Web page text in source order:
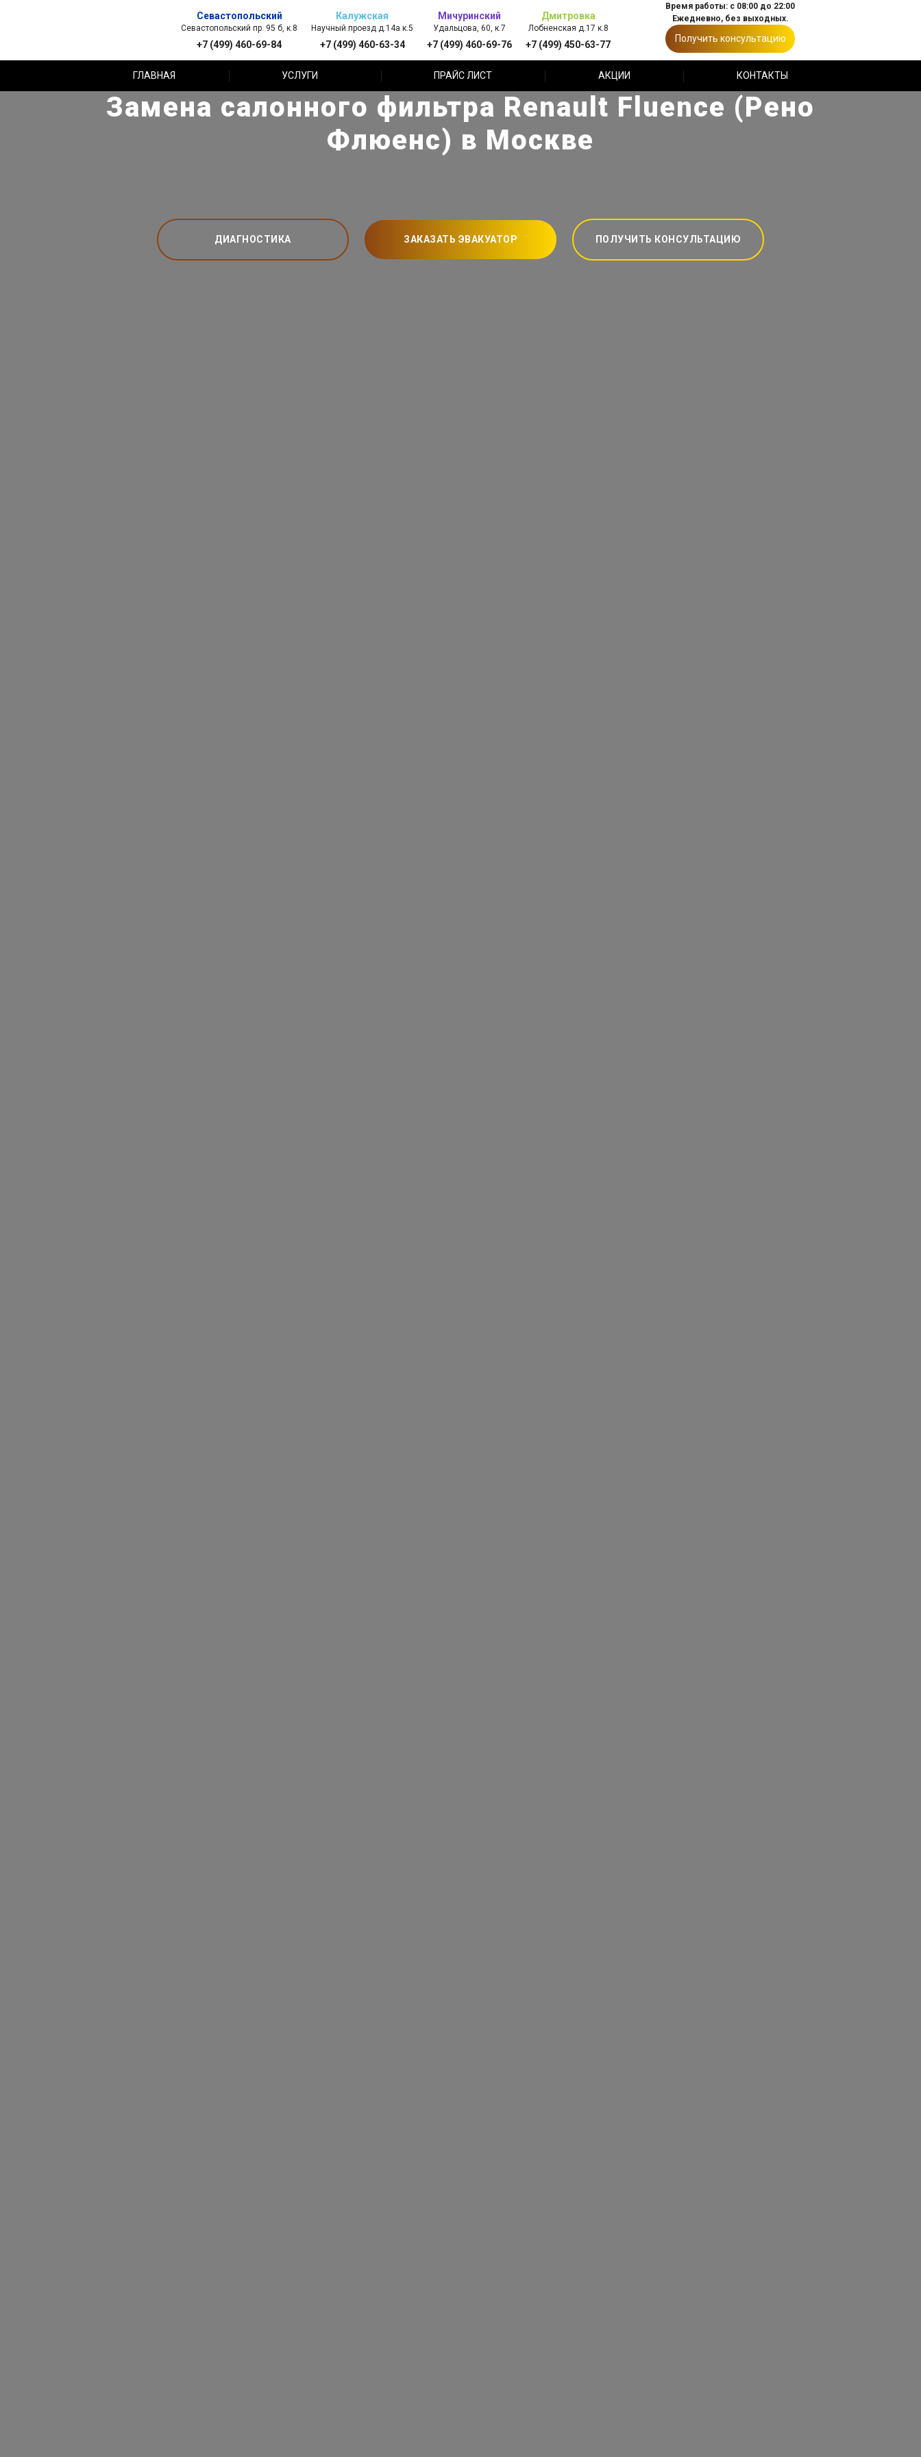
Севастопольский
Севастопольский пр. 95 б, к.8
+7 (499) 460-69-84
Калужская
Научный проезд д.14а к.5
+7 (499) 460-63-34
Мичуринский
Удальцова, 60, к.7
+7 (499) 460-69-76
Дмитровка
Лобненская д.17 к.8
+7 (499) 450-63-77
Время работы: с 08:00 до 22:00
Ежедневно, без выходных.
Получить консультацию
ГЛАВНАЯ УСЛУГИ ПРАЙС ЛИСТ АКЦИИ КОНТАКТЫ
Замена салонного фильтра Renault Fluence (Рено
Флюенс) в Москве
ДИАГНОСТИКА ЗАКАЗАТЬ ЭВАКУАТОР ПОЛУЧИТЬ КОНСУЛЬТАЦИЮ